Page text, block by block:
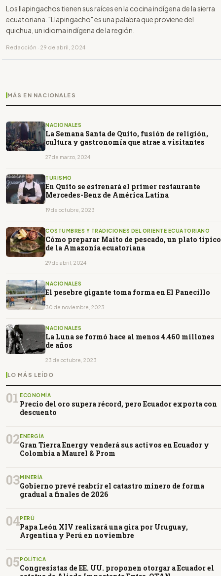
Los llapingachos tienen sus raíces en la cocina indígena de la sierra
ecuatoriana. "Llapingacho" es una palabra que proviene del
quichua, un idioma indígena de la región.
Redacción · 29 de abril, 2024
MÁS EN NACIONALES
NACIONALES
La Semana Santa de Quito, fusión de religión,
cultura y gastronomía que atrae a visitantes
27 de marzo, 2024
TURISMO
En Quito se estrenará el primer restaurante
Mercedes-Benz de América Latina
19 de octubre, 2023
COSTUMBRES Y TRADICIONES DEL ORIENTE ECUATORIANO
Cómo preparar Maito de pescado, un plato típico
de la Amazonía ecuatoriana
29 de abril, 2024
NACIONALES
El pesebre gigante toma forma en El Panecillo
30 de noviembre, 2023
NACIONALES
La Luna se formó hace al menos 4.460 millones
de años
23 de octubre, 2023
LO MÁS LEÍDO
01 ECONOMÍA
Precio del oro supera récord, pero Ecuador exporta con
descuento
02ENERGÍA
Gran Tierra Energy venderá sus activos en Ecuador y
Colombia a Maurel & Prom
03MINERÍA
Gobierno prevé reabrir el catastro minero de forma
gradual a finales de 2026
04PERÚ
Papa León XIV realizará una gira por Uruguay,
Argentina y Perú en noviembre
05POLÍTICA
Congresistas de EE. UU. proponen otorgar a Ecuador el